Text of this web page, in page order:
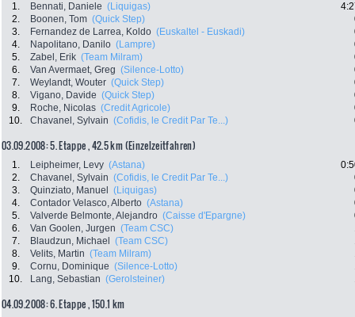
1. Bennati, Daniele (Liquigas)
2.
Boonen, Tom (Quick Step)
3.
Fernandez de Larrea, Koldo (Euskaltel - Euskadi)
4.
Napolitano, Danilo (Lampre)
5.
Zabel, Erik (Team Milram)
6.
Van Avermaet, Greg (Silence-Lotto)
7.
Weylandt, Wouter (Quick Step)
8.
Vigano, Davide (Quick Step)
9.
Roche, Nicolas (Credit Agricole)
10.
Chavanel, Sylvain (Cofidis, le Credit Par Te...)
03.09.2008: 5. Etappe , 42.5 km (Einzelzeitfahren)
1. Leipheimer, Levy (Astana)
2.
Chavanel, Sylvain (Cofidis, le Credit Par Te...)
3.
Quinziato, Manuel (Liquigas)
4.
Contador Velasco, Alberto (Astana)
5.
Valverde Belmonte, Alejandro (Caisse d'Epargne)
6.
Van Goolen, Jurgen (Team CSC)
7.
Blaudzun, Michael (Team CSC)
8.
Velits, Martin (Team Milram)
9.
Cornu, Dominique (Silence-Lotto)
10.
Lang, Sebastian (Gerolsteiner)
04.09.2008: 6. Etappe , 150.1 km